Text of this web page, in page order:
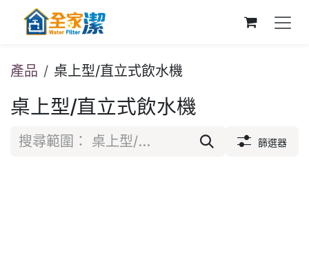
跳至內容
產品 桌上型/直立式飲水機
桌上型/直立式飲水機
篩選器